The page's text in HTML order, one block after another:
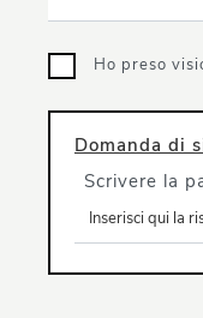
Ho preso
Domanda di
Scrivere la